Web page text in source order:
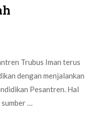
Trubus Iman terus
dengan menjalankan
Pesantren. Hal
…